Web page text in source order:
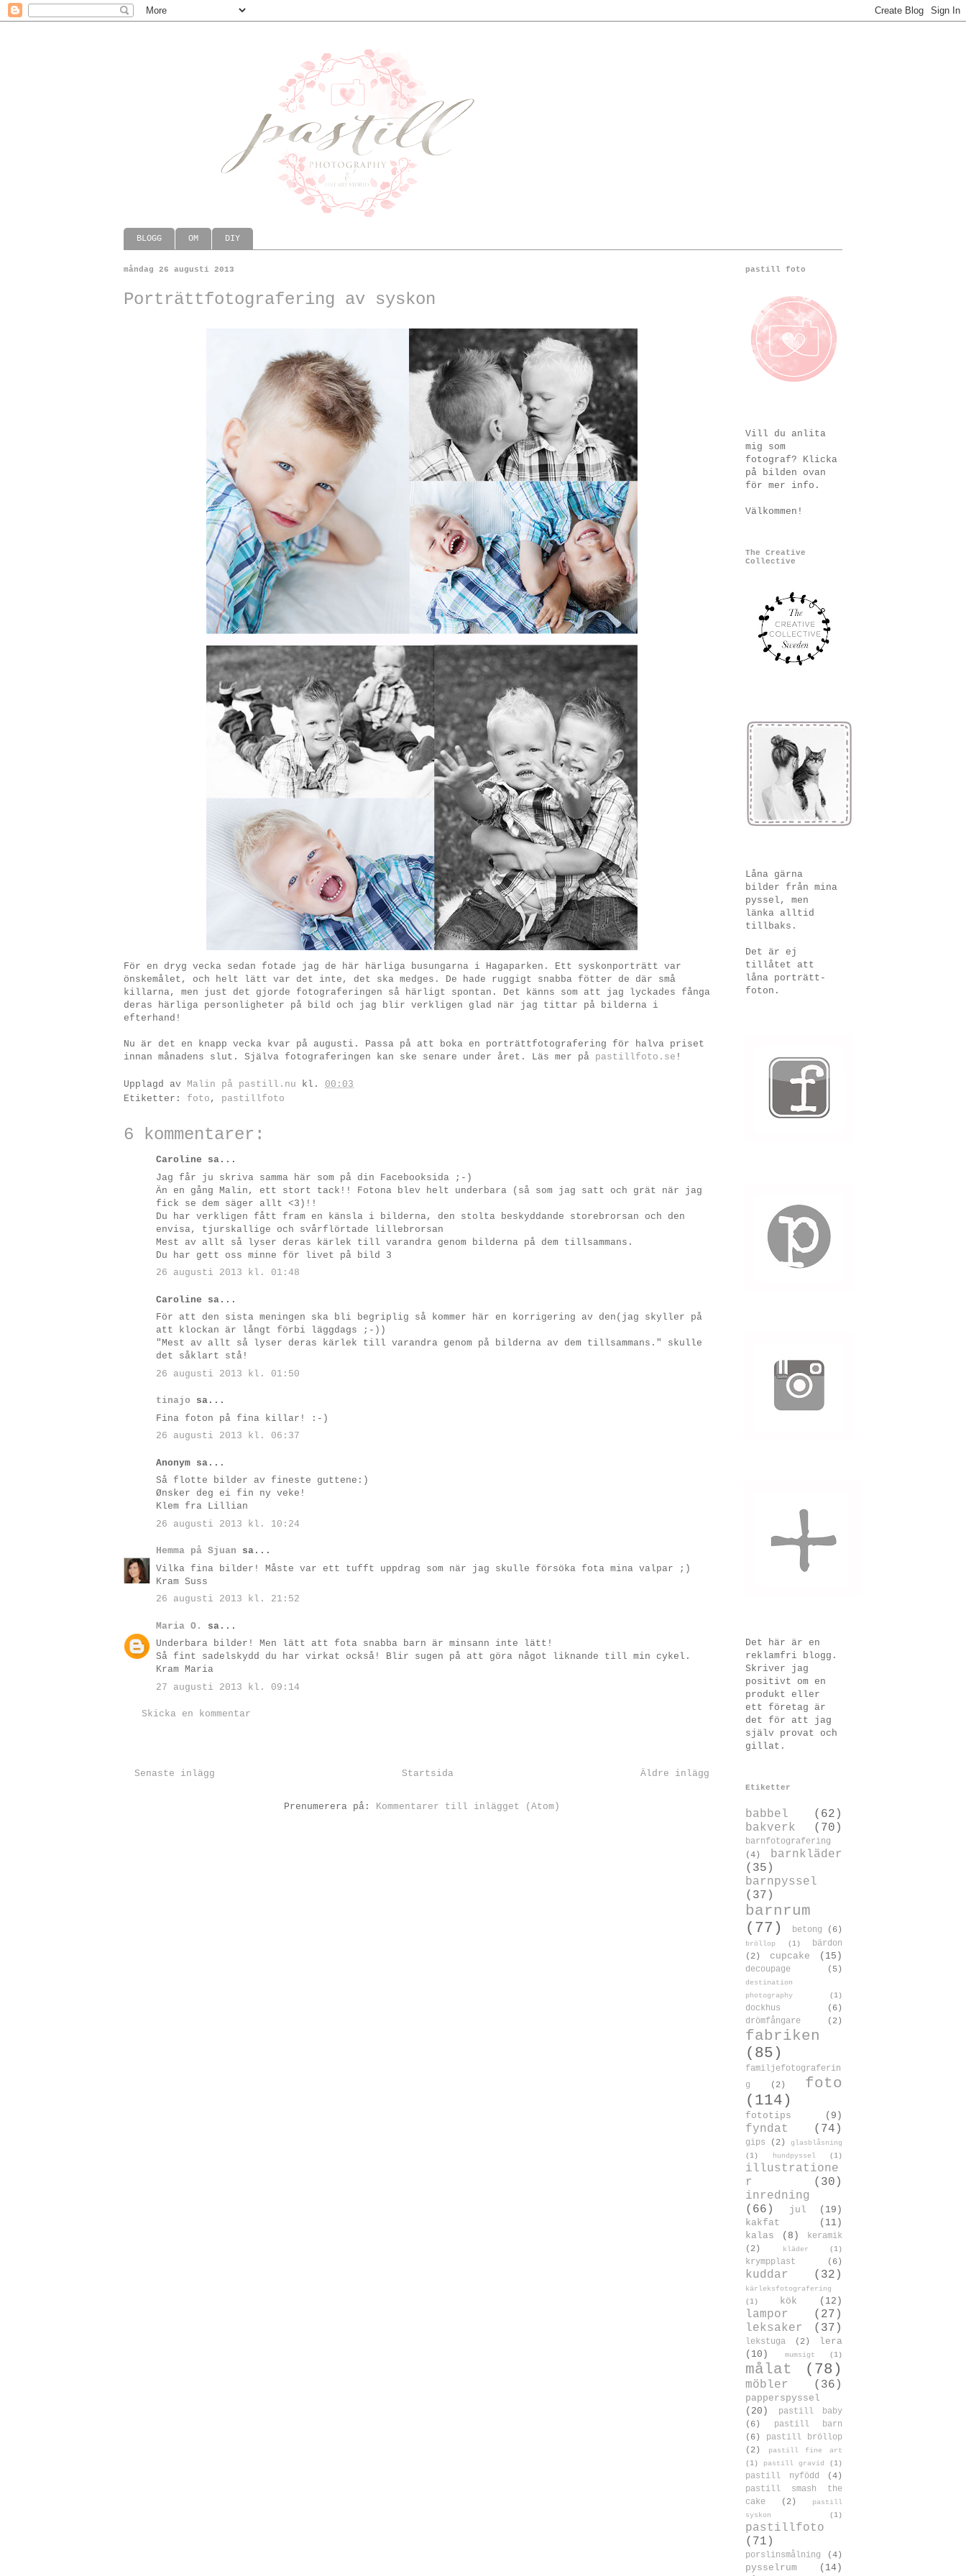
BLOGG OM DIY
måndag 26 augusti 2013
Porträttfotografering av syskon
För en dryg vecka sedan fotade jag de här härliga busungarna i Hagaparken. Ett syskonporträtt var
önskemålet, och helt lätt var det inte, det ska medges. De hade ruggigt snabba fötter de där små
killarna, men just det gjorde fotograferingen så härligt spontan. Det känns som att jag lyckades fånga
deras härliga personligheter på bild och jag blir verkligen glad när jag tittar på bilderna i
efterhand!
Nu är det en knapp vecka kvar på augusti. Passa på att boka en porträttfotografering för halva priset
innan månadens slut. Själva fotograferingen kan ske senare under året. Läs mer på pastillfoto.se !
Upplagd av Malin på pastill.nu kl. 00:03
Etiketter: foto , pastillfoto
6 kommentarer:
Caroline sa...
Jag får ju skriva samma här som på din Facebooksida ;-)
Än en gång Malin, ett stort tack!! Fotona blev helt underbara (så som jag satt och grät när jag
fick se dem säger allt <3)!!
Du har verkligen fått fram en känsla i bilderna, den stolta beskyddande storebrorsan och den
envisa, tjurskallige och svårflörtade lillebrorsan
Mest av allt så lyser deras kärlek till varandra genom bilderna på dem tillsammans.
Du har gett oss minne för livet på bild 3
26 augusti 2013 kl. 01:48
Caroline sa...
För att den sista meningen ska bli begriplig så kommer här en korrigering av den(jag skyller på
att klockan är långt förbi läggdags ;-))
"Mest av allt så lyser deras kärlek till varandra genom på bilderna av dem tillsammans." skulle
det såklart stå!
26 augusti 2013 kl. 01:50
tinajo sa...
Fina foton på fina killar! :-)
26 augusti 2013 kl. 06:37
Anonym sa...
Så flotte bilder av fineste guttene:)
Ønsker deg ei fin ny veke!
Klem fra Lillian
26 augusti 2013 kl. 10:24
Hemma på Sjuan sa...
Vilka fina bilder! Måste var ett tufft uppdrag som när jag skulle försöka fota mina valpar ;)
Kram Suss
26 augusti 2013 kl. 21:52
Maria O.
sa...
Underbara bilder! Men lätt att fota snabba barn är minsann inte lätt!
Så fint sadelskydd du har virkat också! Blir sugen på att göra något liknande till min cykel.
Kram Maria
27 augusti 2013 kl. 09:14
Skicka en kommentar
Senaste inlägg Äldre inlägg
Startsida
Prenumerera på: Kommentarer till inlägget (Atom)
pastill foto
Vill du anlita
mig som
fotograf? Klicka
på bilden ovan
för mer info.
Välkommen!
The Creative
Collective
Låna gärna
bilder från mina
pyssel, men
länka alltid
tillbaks.
Det är ej
tillåtet att
låna porträtt-
foton.
Det här är en
reklamfri blogg.
Skriver jag
positivt om en
produkt eller
ett företag är
det för att jag
själv provat och
gillat.
Etiketter
babbel
(62)
bakverk
(70)
barnfotografering
(4)
barnkläder
(35)
barnpyssel
(37)
barnrum
(77)
betong (6)
bröllop (1)
bärdon
(2)
cupcake (15)
decoupage (5)
destination
photography
(1)
dockhus
(6)
drömfångare
(2)
fabriken
(85)
familjefotograferin
g
(2)
foto
(114)
fototips (9)
fyndat (74)
gips (2)
glasblåsning
(1)
hundpyssel (1)
illustratione
r
(30)
inredning
(66)
jul
(19)
kakfat
(11)
kalas
(8)
keramik
(2)
kläder (1)
krympplast (6)
kuddar (32)
kärleksfotografering
(1)
kök (12)
lampor
(27)
leksaker
(37)
lekstuga (2)
lera
(10)
mumsigt (1)
målat (78)
möbler (36)
papperspyssel
(20)
pastill baby
(6)
pastill barn
(6)
pastill bröllop
(2)
pastill fine art
(1)
pastill gravid (1)
pastill nyfödd
(4)
pastill smash the
cake
(2)
pastill
syskon
(1)
pastillfoto
(71)
porslinsmålning (4)
pysselrum
(14)